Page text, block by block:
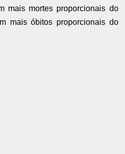
mais mortes proporcionais do
mais óbitos proporcionais do